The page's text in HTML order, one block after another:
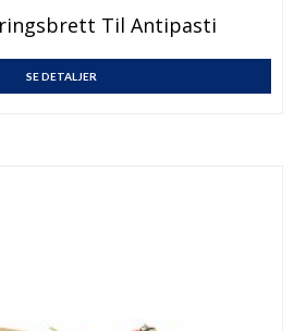
Til Antipasti
SE DETALJER